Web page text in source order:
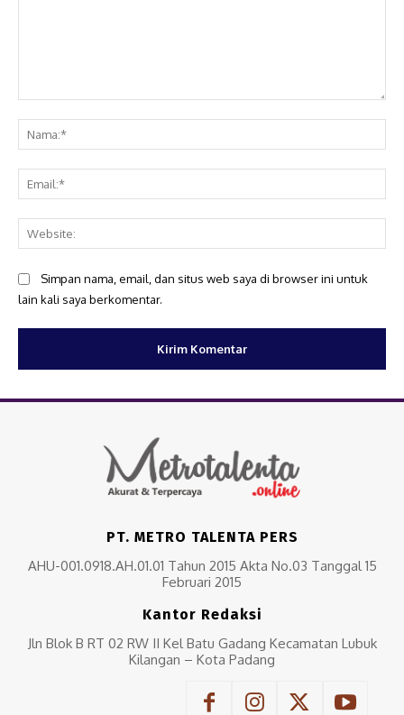
Simpan nama, email, dan situs web saya di browser ini untuk
lain kali saya berkomentar.
PT. METRO TALENTA PERS
AHU-001.0918.AH.01.01 Tahun 2015 Akta No.03 Tanggal 15
Februari 2015
Kantor Redaksi
Jln Blok B RT 02 RW II Kel Batu Gadang Kecamatan Lubuk
Kilangan – Kota Padang